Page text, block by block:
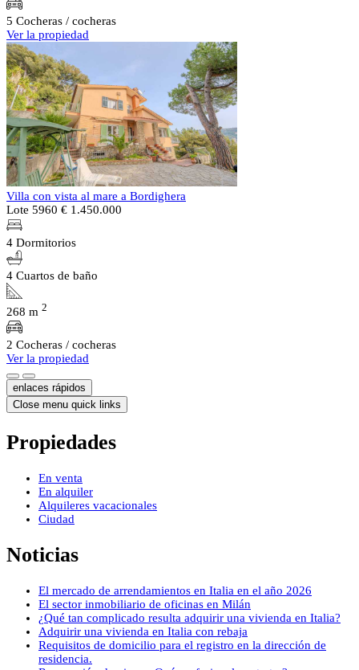
5 Cocheras / cocheras
Ver la propiedad
Villa con vista al mare a Bordighera
Lote 5960 € 1.450.000
4 Dormitorios
4 Cuartos de baño
268 m 2
2 Cocheras / cocheras
Ver la propiedad
enlaces rápidos
Close menu quick links
Propiedades
En venta
En alquiler
Alquileres vacacionales
Ciudad
Noticias
El mercado de arrendamientos en Italia en el año 2026
El sector inmobiliario de oficinas en Milán
¿Qué tan complicado resulta adquirir una vivienda en Italia?
Adquirir una vivienda en Italia con rebaja
Requisitos de domicilio para el registro en la dirección de
residencia.